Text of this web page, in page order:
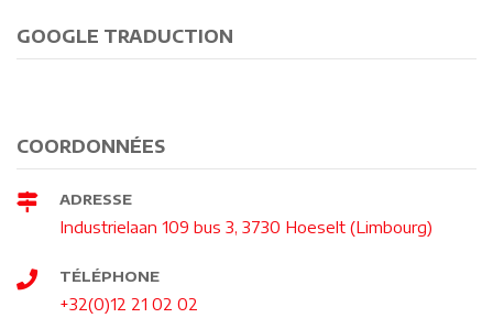
GOOGLE TRADUCTION
COORDONNÉES
ADRESSE
Industrielaan 109 bus 3, 3730 Hoeselt (Limbourg)
TÉLÉPHONE
+32(0)12 21 02 02